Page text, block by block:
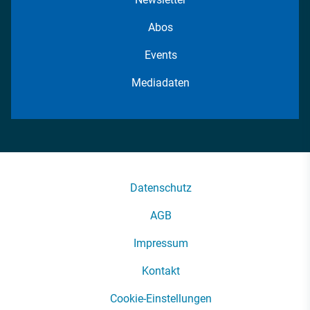
Abos
Events
Mediadaten
Datenschutz
AGB
Impressum
Kontakt
Cookie-Einstellungen